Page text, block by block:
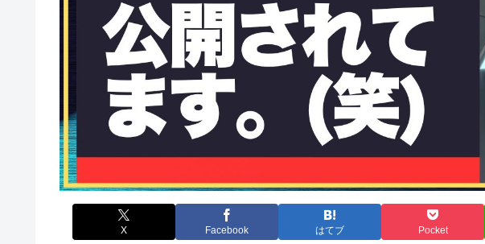
X Facebook はてブ Pocket